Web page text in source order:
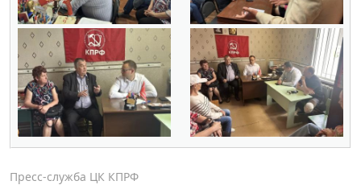
Пресс-служба ЦК КПРФ